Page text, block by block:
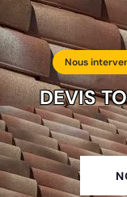
Nous
DEVIS